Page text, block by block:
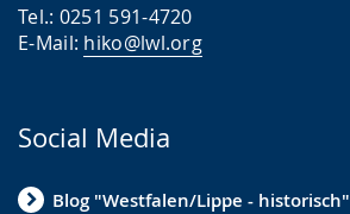
Tel.: 0251 591-4720
E-Mail: hiko@lwl.org
Social Media
Blog "Westfalen/Lippe - historisch"